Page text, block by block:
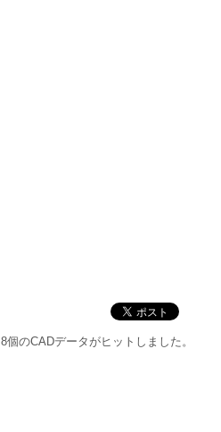
8個のCADデータがヒットしました。